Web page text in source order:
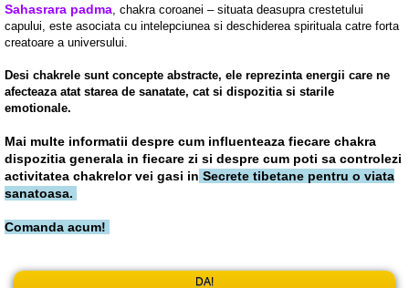
Sahasrara padma , chakra coroanei – situata deasupra crestetului
capului, este asociata cu intelepciunea si deschiderea spirituala catre forta
creatoare a universului.
Desi chakrele sunt concepte abstracte, ele reprezinta energii care ne
afecteaza atat starea de sanatate, cat si dispozitia si starile
emotionale.
Mai multe informatii despre cum influenteaza fiecare chakra
dispozitia generala in fiecare zi si despre cum poti sa controlezi
activitatea chakrelor vei gasi in Secrete tibetane pentru o viata
sanatoasa.
Comanda acum!
DA!